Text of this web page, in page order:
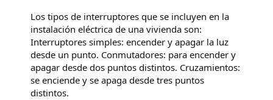
Los tipos de interruptores que se incluyen en la
instalación eléctrica de una vivienda son:
Interruptores simples: encender y apagar la luz
desde un punto. Conmutadores: para encender y
apagar desde dos puntos distintos. Cruzamientos:
se enciende y se apaga desde tres puntos
distintos.